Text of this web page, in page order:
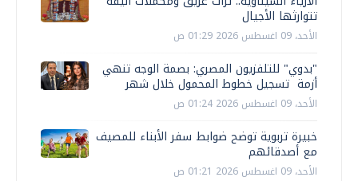
تتوارثها الأجيال
الأحد، 09 اغسطس 2026 01:29 ص
"بدوي" للتلفزيون المصري: بصمة الوجه تنهي
أزمة تسجيل خطوط المحمول خلال شهر
الأحد، 09 اغسطس 2026 01:24 ص
خبيرة تربوية توضح ضوابط سفر الأبناء للمصيف
مع أصدقائهم
الأحد، 09 اغسطس 2026 01:21 ص